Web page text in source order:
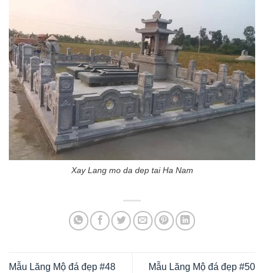
Xay Lang mo da dep tai Ha Nam
Mẫu Lăng Mộ đá đẹp #48 Mẫu Lăng Mộ đá đẹp #50